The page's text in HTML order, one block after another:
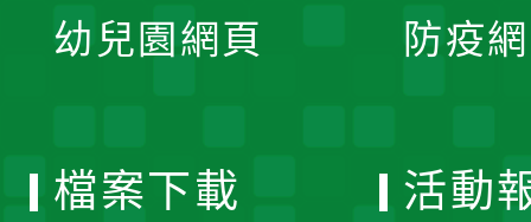
幼兒園網頁 防疫
檔案下載 活動